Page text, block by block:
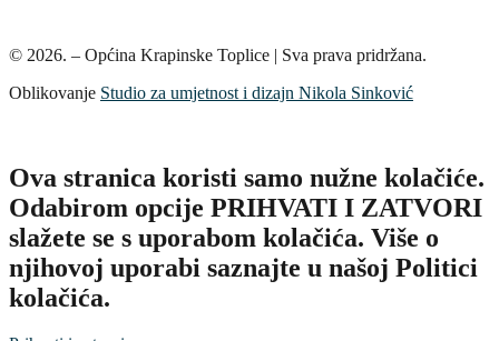
© 2026. – Općina Krapinske Toplice | Sva prava pridržana.
Oblikovanje Studio za umjetnost i dizajn Nikola Sinković
Ova stranica koristi samo nužne kolačiće.
Odabirom opcije PRIHVATI I ZATVORI
slažete se s uporabom kolačića. Više o
njihovoj uporabi saznajte u našoj Politici
kolačića.